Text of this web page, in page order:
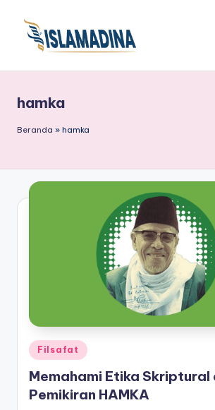
hamka
Beranda » hamka
Posted
in
Filsafat
Memahami Etika Skriptural
Pemikiran HAMKA